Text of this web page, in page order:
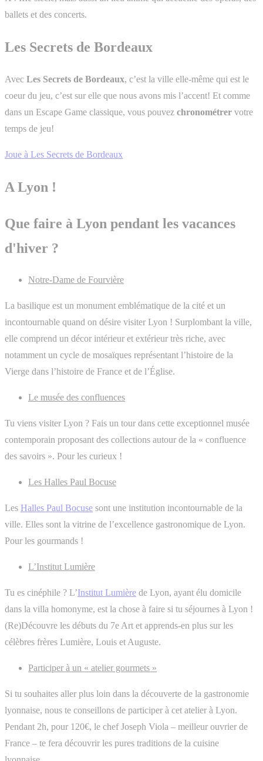
ballets et des concerts.
Les Secrets de Bordeaux
Avec Les Secrets de Bordeaux, c’est la ville elle-même qui est le
coeur du jeu, c’est sur elle que nous avons mis l’accent! Et comme
dans un Escape Game classique, vous pouvez chronométrer votre
temps de jeu!
Joue à Les Secrets de Bordeaux
A Lyon !
Que faire à Lyon pendant les vacances
d'hiver ?
Notre-Dame de Fourvière
La basilique est un monument emblématique de la cité et un
incontournable quand on désire visiter Lyon ! Surplombant la ville,
elle comprend un décor intérieur et extérieur très riche, avec
notamment un cycle de mosaïques représentant l’histoire de la
Vierge dans l’histoire de France et de l’Église.
Le musée des confluences
Tu viens visiter Lyon ? Fais un tour dans cette exceptionnel musée
contemporain proposant des collections autour de la « confluence
des savoirs ». Pour les curieux !
Les Halles Paul Bocuse
Les Halles Paul Bocuse sont une institution incontournable de la
ville. Elles sont la vitrine de l’excellence gastronomique de Lyon.
Pour les gourmands !
L’Institut Lumière
Tu es cinéphile ? L’Institut Lumière de Lyon, ayant élu domicile
dans la villa homonyme, est la chose à faire si tu séjournes à Lyon !
(Re)Découvre les débuts du 7e Art et apprends-en plus sur les
célèbres frères Lumière, Louis et Auguste.
Participer à un « atelier gourmets »
Si tu souhaites aller plus loin dans la découverte de la gastronomie
lyonnaise, nous te conseillons de participer à cet atelier à Lyon.
Pendant 2h, pour 120€, le chef Joseph Viola – meilleur ouvrier de
France – te fera découvrir les pures traditions de la cuisine